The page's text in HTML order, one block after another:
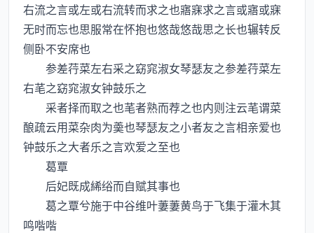
右流之言或左或右流转而求之也寤寐求之言或寤或寐
无时而忘也思服常在怀抱也悠哉悠哉思之长也辗转反
侧卧不安席也
参差荇菜左右采之窈窕淑女琴瑟友之参差荇菜左
右芼之窈窕淑女钟鼓乐之
采者择而取之也芼者熟而荐之也内则注云芼谓菜
酿疏云用菜杂肉为羮也琴瑟友之小者友之言相亲爱也
钟鼓乐之大者乐之言欢爱之至也
葛覃
后妃既成絺绤而自赋其事也
葛之覃兮施于中谷维叶萋萋黄鸟于飞集于灌木其
鸣喈喈